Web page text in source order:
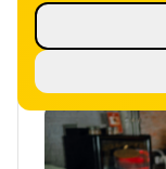
usando um
saber
4